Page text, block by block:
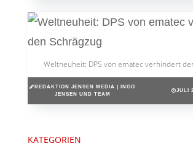
Weltneuheit: DPS von ematec verhindert
REDAKTION JENSEN MEDIA | INGO
JENSEN UND TEAM
JULI
KATEGORIEN